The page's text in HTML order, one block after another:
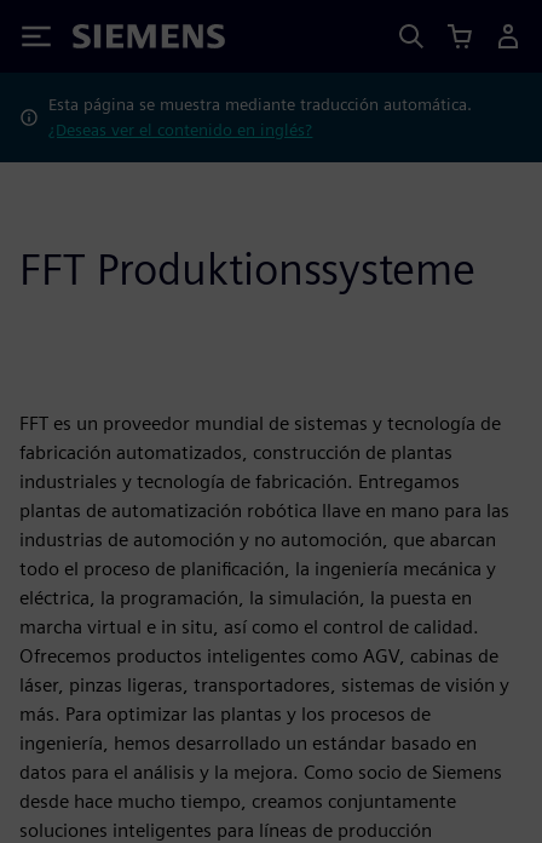
Siemens
Esta página se muestra mediante traducción automática.
¿Deseas ver el contenido en inglés?
FFT Produktionssysteme
FFT es un proveedor mundial de sistemas y tecnología de
fabricación automatizados, construcción de plantas
industriales y tecnología de fabricación. Entregamos
plantas de automatización robótica llave en mano para las
industrias de automoción y no automoción, que abarcan
todo el proceso de planificación, la ingeniería mecánica y
eléctrica, la programación, la simulación, la puesta en
marcha virtual e in situ, así como el control de calidad.
Ofrecemos productos inteligentes como AGV, cabinas de
láser, pinzas ligeras, transportadores, sistemas de visión y
más. Para optimizar las plantas y los procesos de
ingeniería, hemos desarrollado un estándar basado en
datos para el análisis y la mejora. Como socio de Siemens
desde hace mucho tiempo, creamos conjuntamente
soluciones inteligentes para líneas de producción